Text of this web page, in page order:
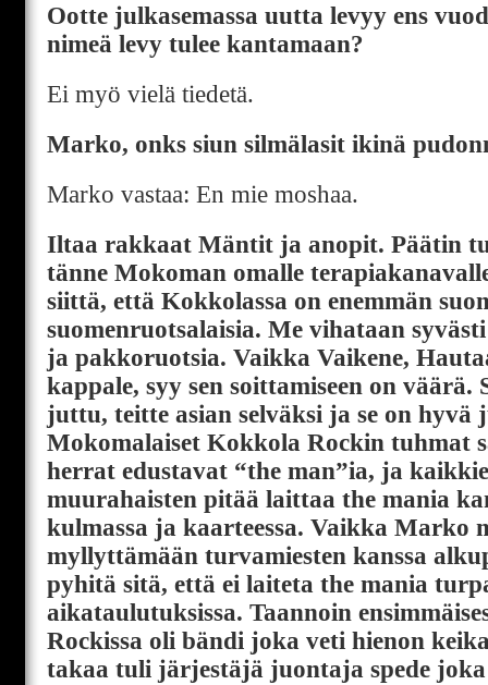
Ootte julkasemassa uutta levyy ens
nimeä levy tulee kantamaan?
Ei myö vielä tiedetä.
Marko, onks siun silmälasit ikinä
Marko vastaa: En mie moshaa.
Iltaa rakkaat Mäntit ja anopit. Päätin
tänne Mokoman omalle
siittä, että Kokkolassa on enemmän
suomenruotsalaisia. Me vihataan
ja pakkoruotsia. Vaikka Vaikene,
kappale, syy sen soittamiseen on väärä.
juttu, teitte asian selväksi ja se on
Mokomalaiset Kokkola Rockin tuhmat
herrat edustavat “the man”ia, ja
muurahaisten pitää laittaa the mania
kulmassa ja kaarteessa. Vaikka Marko
myllyttämään turvamiesten kanssa
pyhitä sitä, että ei laiteta the mania
aikataulutuksissa. Taannoin
Rockissa oli bändi joka veti hienon
takaa tuli järjestäjä juontaja spede